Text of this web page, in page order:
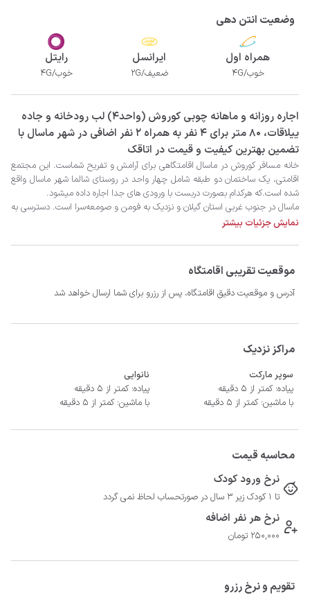
وضعیت انتن دهی
همراه اول
خوب/4G
ایرانسل
ضعیف/2G
رایتل
خوب/4G
‫‫اجاره روزانه و ماهانه چوبی کوروش (واحد4) لب رودخانه و جاده
ییلاقات، 80 متر برای 4 نفر به همراه 2 نفر اضافی در شهر ماسال با
تضمین بهترین کیفیت و قیمت در اتاقک
ماسال از مسیر جاده‌های ماسال-تانیان، ماسال- طاهرگوراب، ماسال-شاندرمن و ماسال-
-	فاصله تا پمپ بنزین 15 دقیقه
نمایش جزئیات بیشتر
موقعیت تقریبی اقامتگاه
آدرس و موقعیت دقیق اقامتگاه، پس از رزرو برای شما ارسال خواهد شد
مراکز نزدیک
سوپر مارکت
پیاده: کمتر از 5 دقیقه
با ماشین: کمتر از 5 دقیقه
نانوایی
پیاده: کمتر از 5 دقیقه
با ماشین: کمتر از 5 دقیقه
محاسبه قیمت
نرخ ورود کودک
تا 1 کودک زیر 3 سال در صورتحساب لحاظ نمی گردد
نرخ هر نفر اضافه
250,000 تومان
تقویم و نرخ رزرو